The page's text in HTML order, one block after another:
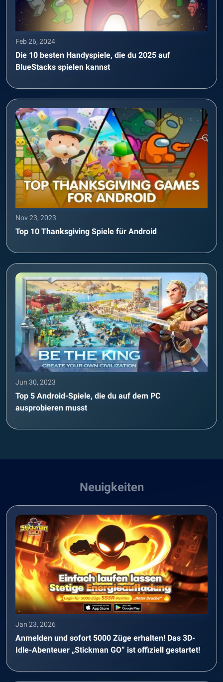
Feb 26, 2024
Die 10 besten Handyspiele, die du 2025 auf
BlueStacks spielen kannst
Nov 23, 2023
Top 10 Thanksgiving Spiele für Android
Jun 30, 2023
Top 5 Android-Spiele, die du auf dem PC
ausprobieren musst
Neuigkeiten
Jan 23, 2026
Anmelden und sofort 5000 Züge erhalten! Das 3D-
Idle-Abenteuer „Stickman GO“ ist offiziell gestartet!